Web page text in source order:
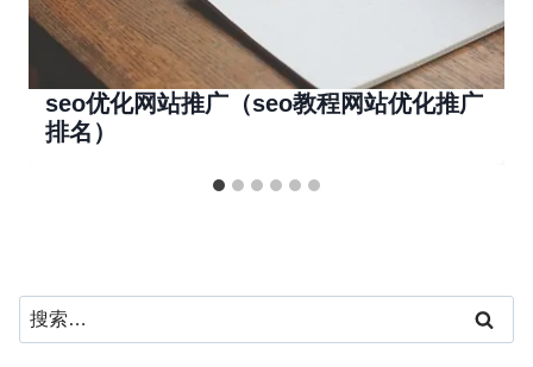
seo优化网站推广（seo教程网站优化推广
排名）
搜
索：